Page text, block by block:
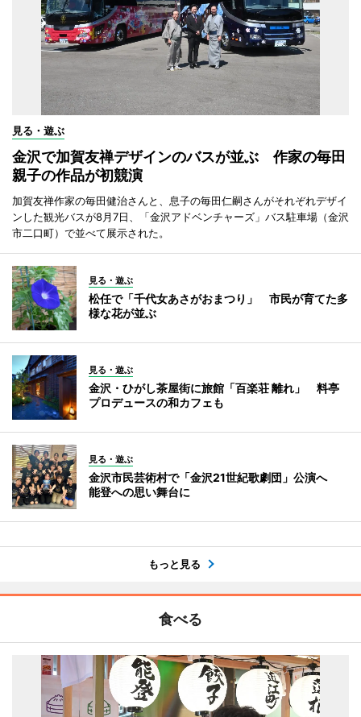
見る・遊ぶ
金沢で加賀友禅デザインのバスが並ぶ 作家の毎田
親子の作品が初競演
加賀友禅作家の毎田健治さんと、息子の毎田仁嗣さんがそれぞれデザイ
ンした観光バスが8月7日、「金沢アドベンチャーズ」バス駐車場（金沢
市二口町）で並べて展示された。
見る・遊ぶ
松任で「千代女あさがおまつり」 市民が育てた多
様な花が並ぶ
見る・遊ぶ
金沢・ひがし茶屋街に旅館「百楽荘 離れ」 料亭
プロデュースの和カフェも
見る・遊ぶ
金沢市民芸術村で「金沢21世紀歌劇団」公演へ
能登への思い舞台に
もっと見る
食べる